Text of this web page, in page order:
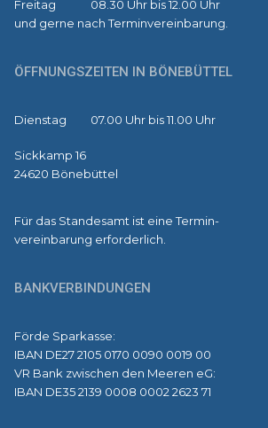
Freitag 08.30 Uhr bis 12.00 Uhr
und gerne nach Terminvereinbarung.
ÖFFNUNGSZEITEN IN BÖNEBÜTTEL
Dienstag 07.00 Uhr bis 11.00 Uhr
Sickkamp 16
24620 Bönebüttel
Für das Standesamt ist eine Termin-
vereinbarung erforderlich.
BANKVERBINDUNGEN
Förde Sparkasse:
IBAN DE27 2105 0170 0090 0019 00
VR Bank zwischen den Meeren eG:
IBAN DE35 2139 0008 0002 2623 71